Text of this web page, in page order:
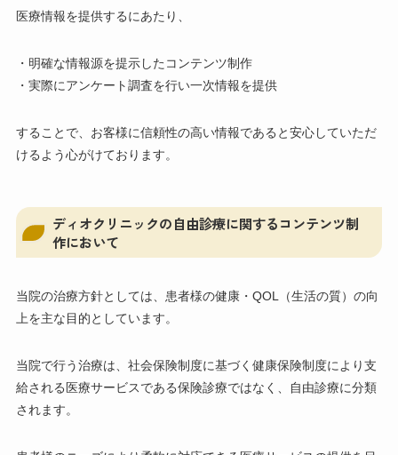
医療情報を提供するにあたり、
・明確な情報源を提示したコンテンツ制作
・実際にアンケート調査を行い一次情報を提供
することで、お客様に信頼性の高い情報であると安心していただ
けるよう心がけております。
ディオクリニックの自由診療に関するコンテンツ制
作において
当院の治療方針としては、患者様の健康・QOL（生活の質）の向
上を主な目的としています。
当院で行う治療は、社会保険制度に基づく健康保険制度により支
給される医療サービスである保険診療ではなく、自由診療に分類
されます。